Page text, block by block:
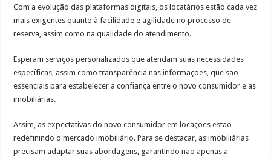
Com a evolução das plataformas digitais, os locatários estão cada vez
mais exigentes quanto à facilidade e agilidade no processo de
reserva, assim como na qualidade do atendimento.
Esperam serviços personalizados que atendam suas necessidades
específicas, assim como transparência nas informações, que são
essenciais para estabelecer a confiança entre o novo consumidor e as
imobiliárias.
Assim, as expectativas do novo consumidor em locações estão
redefinindo o mercado imobiliário. Para se destacar, as imobiliárias
precisam adaptar suas abordagens, garantindo não apenas a